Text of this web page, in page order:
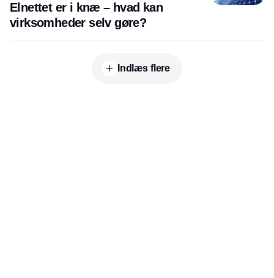
Elnettet er i knæ – hvad kan
virksomheder selv gøre?
Indlæs flere